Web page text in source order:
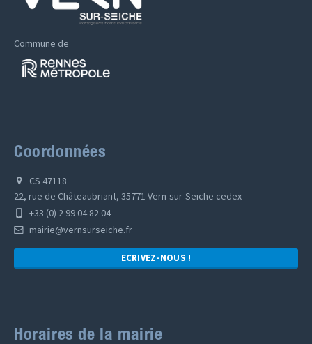
Commune de
Coordonnées
CS 47118
22, rue de Châteaubriant, 35771 Vern-sur-Seiche cedex
+33 (0) 2 99 04 82 04
mairie@vernsurseiche.fr
ECRIVEZ-NOUS !
Horaires de la mairie